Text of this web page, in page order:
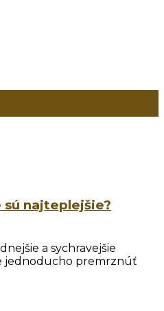
najteplejšie?
a sychravejšie
jednoducho premrznúť